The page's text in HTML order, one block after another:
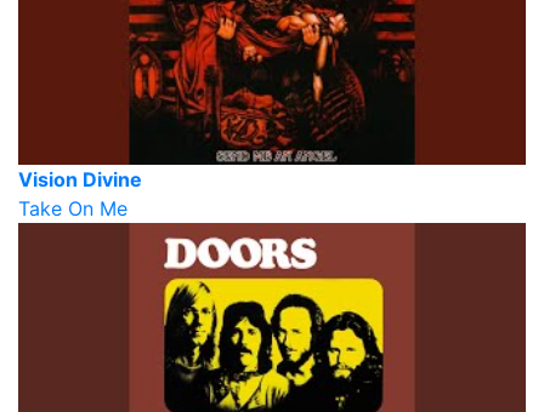
Vision Divine
Take On Me